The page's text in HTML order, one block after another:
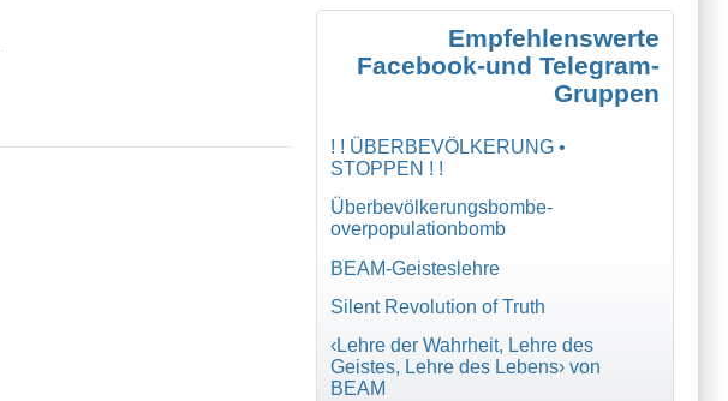
Empfehlenswerte
Facebook-und Telegram-
Gruppen
! ! ÜBERBEVÖLKERUNG •
STOPPEN ! !
Überbevölkerungsbombe-
overpopulationbomb
BEAM-Geisteslehre
Silent Revolution of Truth
‹Lehre der Wahrheit, Lehre des
Geistes, Lehre des Lebens› von
BEAM